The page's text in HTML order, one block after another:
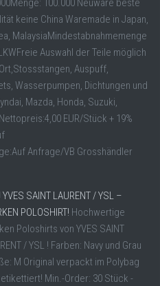
100.000 Neuware beste
keine China Waremade in Japan,
MalaysiaMindestabnahmemenge
Auswahl der Teile möglich
Auspuff,
Wasserpumpen, Dichtungen und
Mazda, Honda, Suzuki,
EUR/Stück + 19%
Anfrage/VB Grosshändler
YVES SAINT LAURENT / YSL –
POLOSHIRT! Hochwertige
Poloshirts von YVES SAINT
/ YSL ! Farben: Navy und Grau
M Original verpackt im Polybag
Min.-Order: 30 Stück -